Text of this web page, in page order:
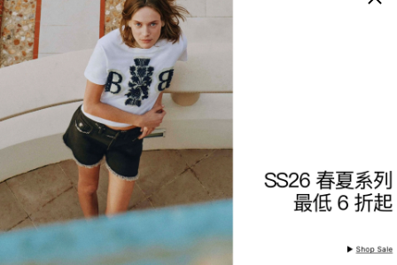
丹寧襯衫夾克
NTD
顏色
選擇服裝尺寸
索取到貨通知
加入願望清單